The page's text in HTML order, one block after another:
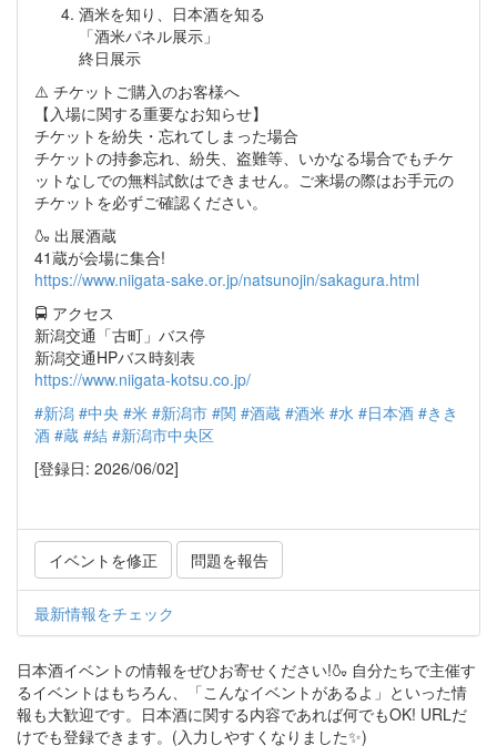
酒米を知り、日本酒を知る
「酒米パネル展示」
終日展示
⚠️ チケットご購入のお客様へ
【入場に関する重要なお知らせ】
チケットを紛失・忘れてしまった場合
チケットの持参忘れ、紛失、盗難等、いかなる場合でもチケ
ットなしでの無料試飲はできません。ご来場の際はお手元の
チケットを必ずご確認ください。
🍶 出展酒蔵
41蔵が会場に集合!
https://www.niigata-sake.or.jp/natsunojin/sakagura.html
🚍 アクセス
新潟交通「古町」バス停
新潟交通HPバス時刻表
https://www.niigata-kotsu.co.jp/
#新潟 #中央 #米 #新潟市 #関 #酒蔵 #酒米 #水 #日本酒 #きき
酒 #蔵 #結 #新潟市中央区
[登録日: 2026/06/02]
イベントを修正 問題を報告
最新情報をチェック
日本酒イベントの情報をぜひお寄せください!🍶 自分たちで主催す
るイベントはもちろん、「こんなイベントがあるよ」といった情
報も大歓迎です。日本酒に関する内容であれば何でもOK! URLだ
けでも登録できます。(入力しやすくなりました✨)